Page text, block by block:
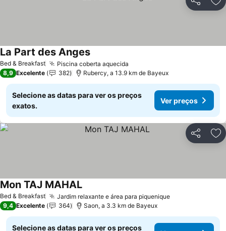
Partilhar
Bed & Breakfast Piscina coberta aquecida
La Part des AngesVer preços
8,9 Excelente 382 Rubercy, a 13.9 km de Bayeux
Selecione as datas para ver os preços
exatos.
Ver preços
Partilhar
Bed & Breakfast Jardim relaxante e área para piqueniqueVer preços
Mon TAJ MAHALVer preços
9,4 Excelente 364 Saon, a 3.3 km de Bayeux
Selecione as datas para ver os preços